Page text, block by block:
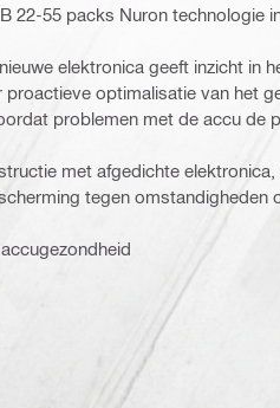
22-55 packs Nuron technologie
elektronica geeft inzicht in
optimalisatie van het
problemen met de accu de
met afgedichte
tegen omstandigheden